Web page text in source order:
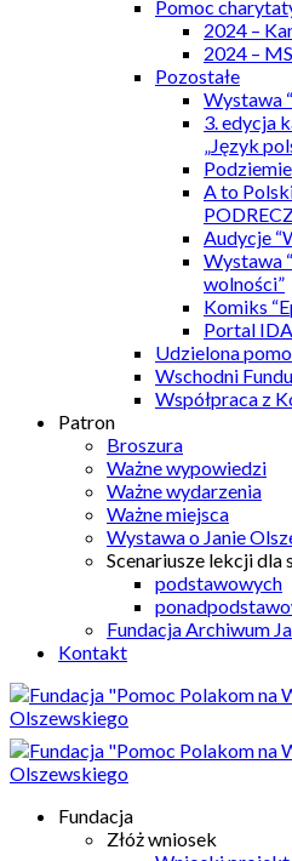
Pomoc
2024 –
2024 –
Pozostałe
Wystawa
3. edycja
„Język
A to
Audycje
Wystawa
wolności”
Komiks
Portal IDA
Udzielona
Wschodni
Współpraca z
Patron
Broszura
Ważne wypowiedzi
Ważne wydarzenia
Ważne miejsca
Wystawa o Janie
Scenariusze lekcji dla
podstawowych
Fundacja Archiwum
Kontakt
Fundacja
Złóż wniosek